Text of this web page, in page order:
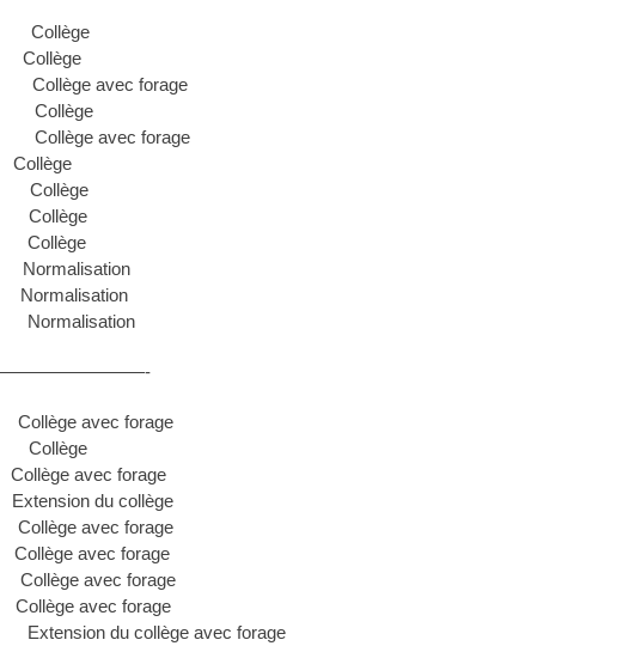
avec forage
avec forage
Collège
Collège
avec forage
avec forage
du collège
avec forage
avec forage
avec forage
avec forage
du collège avec forage